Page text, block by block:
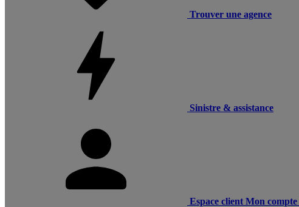
Trouver une agence
Sinistre & assistance
Espace client Mon compte